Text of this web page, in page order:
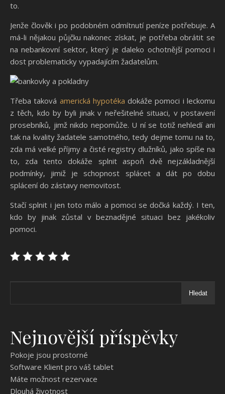
to.
Jenže člověk i po podobném odmítnutí peníze potřebuje. A
má-li nějakou půjčku nakonec získat, je potřeba obrátit se
na nebankovní sektor, který je daleko ochotnější pomoci i
dost problematicky vypadajícím žadatelům.
Třeba taková americká hypotéka dokáže pomoci i leckomu
z těch, kdo by byli jinak v neřešitelné situaci, v postavení
prosebníků, jimž nikdo nepomůže. U ní se totiž nehledí ani
tak na kvality žadatele samotného, tedy dejme tomu na to,
zda má velké příjmy a čisté registry dlužníků, jako spíše na
to, zda tento dokáže splnit aspoň dvě nejzákladnější
podmínky, jimiž je schopnost splácet a dát po dobu
splácení do zástavy nemovitost.
Stačí splnit i jen toto málo a pomoci se dočká každý. I ten,
kdo by jinak zůstal v beznadějné situaci bez jakékoliv
pomoci.
Hledat
Nejnovější příspěvky
Pokoje jsou prostorné
Software Klient pro váš tablet
Máte možnost rezervace
Dlouhá životnost